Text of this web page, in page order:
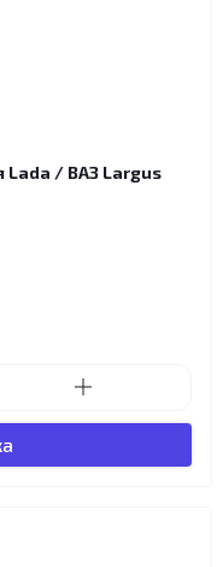
Lada / ВАЗ Largus